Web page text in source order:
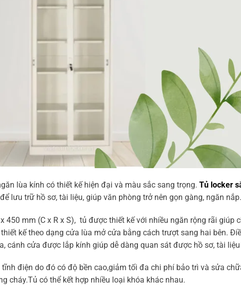
lùa kính có thiết kế hiện đại và màu sắc sang trọng. Tủ locker
lưu trữ hồ sơ, tài liệu, giúp văn phòng trở nên gọn gàng, ngăn nắp.
450 mm (C x R x S), tủ được thiết kế với nhiều ngăn rộng rãi giúp
kế theo dạng cửa lùa mở cửa bằng cách trượt sang hai bên.
cánh cửa được lắp kính giúp dễ dàng quan sát được hồ sơ, tài
điện do đó có độ bền cao,giảm tối đa chi phí bảo trì và sửa
cháy.Tủ có thể kết hợp nhiều loại khóa khác nhau.